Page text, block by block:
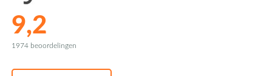
9,2
1974 beoordelingen